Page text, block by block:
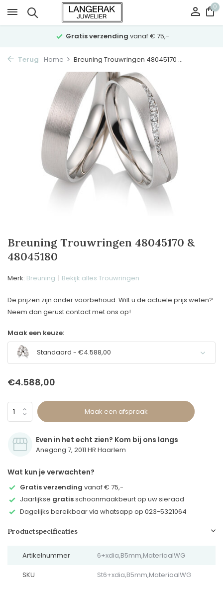
0
Gratis verzending vanaf € 75,-
Terug Home Breuning Trouwringen 48045170 ...
Breuning Trouwringen 48045170 &
48045180
Merk: Breuning Bekijk alles Trouwringen
De prijzen zijn onder voorbehoud. Wilt u de actuele prijs weten?
Neem dan gerust contact met ons op!
Maak een keuze:
Standaard - €4.588,00
€4.588,00
Maak een afspraak
Even in het echt zien? Kom bij ons langs
Anegang 7, 2011 HR Haarlem
Wat kun je verwachten?
Gratis verzending vanaf € 75,-
Jaarlijkse gratisschoonmaakbeurt op uw sieraad
Dagelijks bereikbaar via whatsapp op 023-5321064
Productspecificaties
Artikelnummer 6+xdia,B5mm,MateriaalWG
SKU St6+xdia,B5mm,MateriaalWG